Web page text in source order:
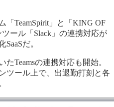
「TeamSpirit」と「KING OF
ール「Slack」の連携対応が
だ。
Teamsの連携対応も開始。
ツール上で、出退勤打刻と各